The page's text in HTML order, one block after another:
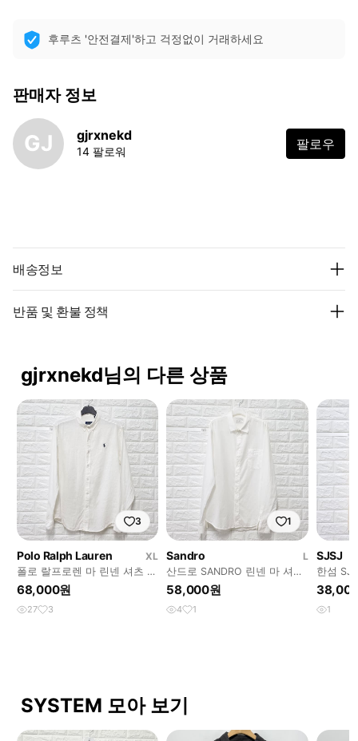
후루츠 '안전결제'하고 걱정없이 거래하세요
판매자 정보
GJ gjrxnekd
14 팔로워 팔로우
배송정보
반품 및 환불 정책
gjrxnekd님의 다른 상품
3
Polo Ralph Lauren
XL
폴로 랄프로렌 마 린넨 셔츠 남
방 XL
68,000원
27 3
1
Sandro
L
산드로 SANDRO 린넨 마 셔츠
블라우스
58,000원
4 1
SJSJ
한섬 SJ
이보리
1
SYSTEM 모아 보기